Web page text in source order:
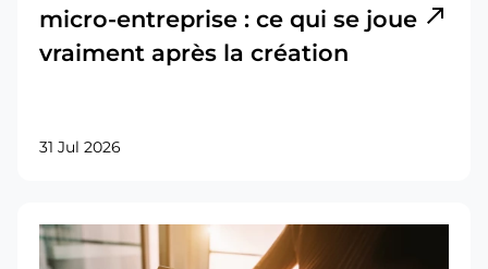
micro-entreprise : ce qui se joue
vraiment après la création
north_east
31 Jul 2026